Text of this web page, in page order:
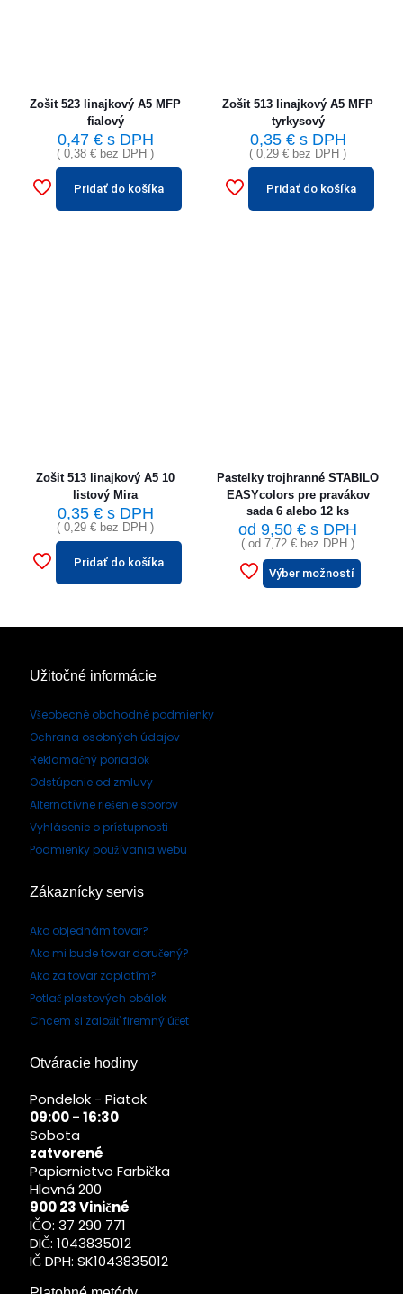
Zošit 523 linajkový A5 MFP
fialový
0,47 €s DPH
( 0,38 € bez DPH )
Pridať do košíka
Zošit 513 linajkový A5 MFP
tyrkysový
0,35 €s DPH
( 0,29 € bez DPH )
Pridať do košíka
Zošit 513 linajkový A5 10
listový Mira
0,35 €s DPH
( 0,29 € bez DPH )
Pridať do košíka
Pastelky trojhranné STABILO
EASYcolors pre pravákov
sada 6 alebo 12 ks
od 9,50 € s DPH
( od 7,72 € bez DPH )
Výber možností
Užitočné informácie
Všeobecné obchodné podmienky
Ochrana osobných údajov
Reklamačný poriadok
Odstúpenie od zmluvy
Alternatívne riešenie sporov
Vyhlásenie o prístupnosti
Podmienky používania webu
Zákaznícky servis
Ako objednám tovar?
Ako mi bude tovar doručený?
Ako za tovar zaplatím?
Potlač plastových obálok
Chcem si založiť firemný účet
Otváracie hodiny
Pondelok - Piatok
09:00 - 16:30
Sobota
zatvorené
Papiernictvo Farbička
Hlavná 200
900 23 Viničné
IČO: 37 290 771
DIČ: 1043835012
IČ DPH: SK1043835012